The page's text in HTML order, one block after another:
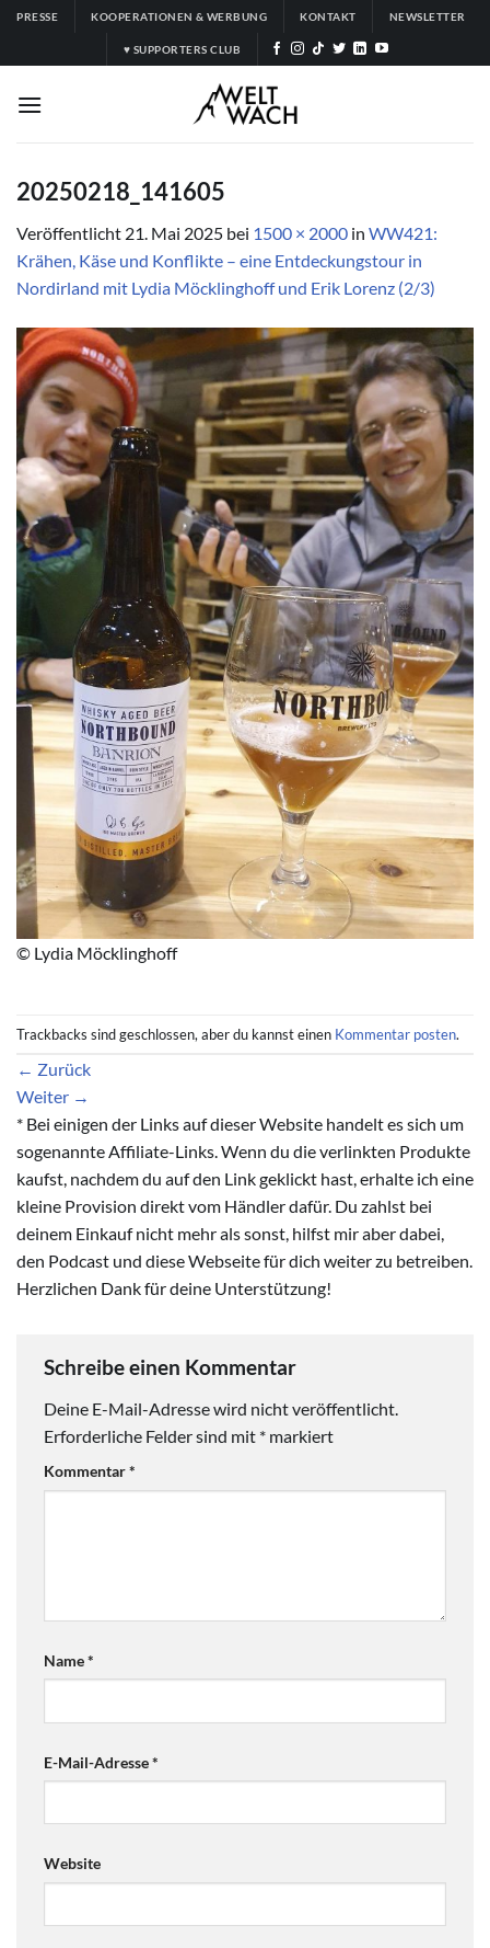
Zum
springen
PRESSE KOOPERATIONEN & WERBUNG KONTAKT NEWSLETTER
♥ SUPPORTERS CLUB
20250218_141605
Veröffentlicht 21. Mai 2025 bei 1500 × 2000 in WW421:
Krähen, Käse und Konflikte – eine Entdeckungstour in
Nordirland mit Lydia Möcklinghoff und Erik Lorenz (2/3)
© Lydia Möcklinghoff
Trackbacks sind geschlossen, aber du kannst einen Kommentar posten.
← Zurück
Weiter →
* Bei einigen der Links auf dieser Website handelt es sich um
sogenannte Affiliate-Links. Wenn du die verlinkten Produkte
kaufst, nachdem du auf den Link geklickt hast, erhalte ich eine
kleine Provision direkt vom Händler dafür. Du zahlst bei
deinem Einkauf nicht mehr als sonst, hilfst mir aber dabei,
den Podcast und diese Webseite für dich weiter zu betreiben.
Herzlichen Dank für deine Unterstützung!
Schreibe einen Kommentar
Deine E-Mail-Adresse wird nicht veröffentlicht.
Erforderliche Felder sind mit * markiert
Kommentar*
Name*
E-Mail-Adresse*
Website